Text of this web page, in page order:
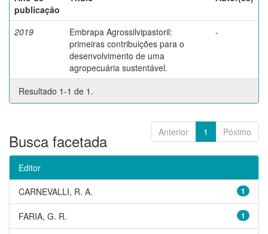
publicação
2019
Embrapa Agrossilvipastoril:
primeiras contribuições para o
desenvolvimento de uma
agropecuária sustentável.
-
Resultado 1-1 de 1.
Anterior 1 Póximo
Busca facetada
Editor
1
CARNEVALLI, R. A.
1
FARIA, G. R.